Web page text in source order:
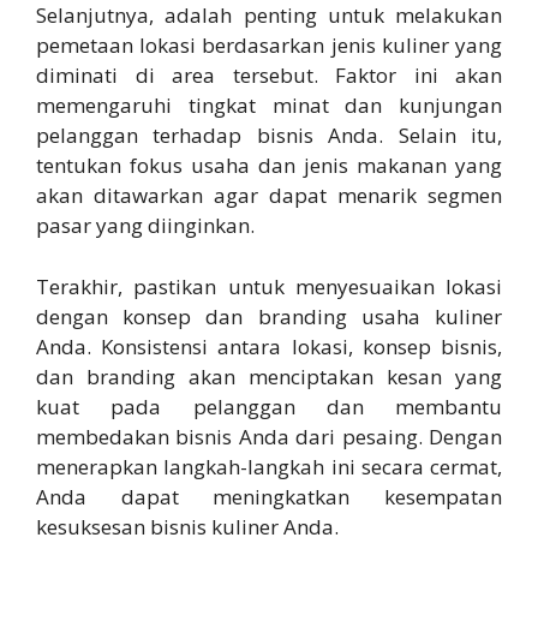
Selanjutnya, adalah penting untuk melakukan
pemetaan lokasi berdasarkan jenis kuliner yang
diminati di area tersebut. Faktor ini akan
memengaruhi tingkat minat dan kunjungan
pelanggan terhadap bisnis Anda. Selain itu,
tentukan fokus usaha dan jenis makanan yang
akan ditawarkan agar dapat menarik segmen
pasar yang diinginkan.
Terakhir, pastikan untuk menyesuaikan lokasi
dengan konsep dan branding usaha kuliner
Anda. Konsistensi antara lokasi, konsep bisnis,
dan branding akan menciptakan kesan yang
kuat pada pelanggan dan membantu
membedakan bisnis Anda dari pesaing. Dengan
menerapkan langkah-langkah ini secara cermat,
Anda dapat meningkatkan kesempatan
kesuksesan bisnis kuliner Anda.